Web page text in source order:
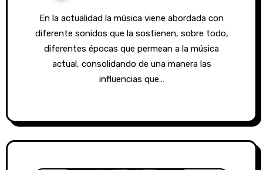
En la actualidad la música viene abordada con
diferente sonidos que la sostienen, sobre todo,
diferentes épocas que permean a la música
actual, consolidando de una manera las
influencias que…